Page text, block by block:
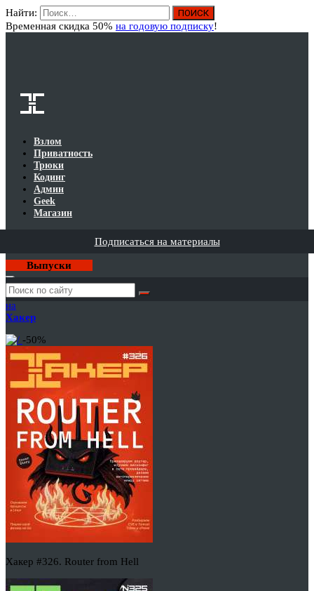
Найти:
Временная скидка 50% на годовую подписку!
Взлом
Приватность
Трюки
Кодинг
Админ
Geek
Магазин
Подписаться на материалы
Выпуски
Годовая
подписка
на
Хакер
-50%
Хакер #326. Router from Hell